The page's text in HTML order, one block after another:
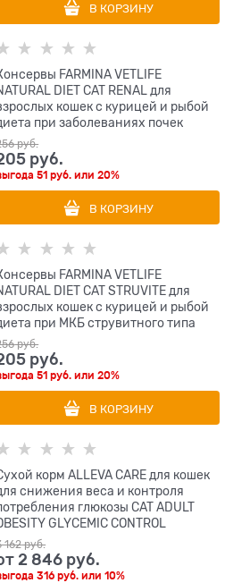
В КОРЗИНУ
FARMINA VETLIFE
DIET CAT RENAL для
кошек с курицей и рыбой
при заболеваниях почек
руб.
руб.
51 руб. или20%
В КОРЗИНУ
FARMINA VETLIFE
DIET CAT STRUVITE для
кошек с курицей и рыбой
при МКБ струвитного типа
руб.
руб.
51 руб. или20%
В КОРЗИНУ
корм ALLEVA CARE для кошек
снижения веса и контроля
глюкозы CAT ADULT
GLYCEMIC CONTROL
162 руб.
2 846 руб.
316 руб. или10%